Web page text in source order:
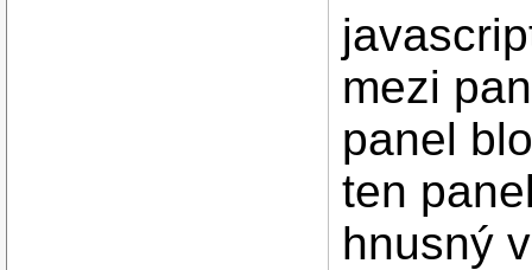
mezi
panel
ten
hnusný